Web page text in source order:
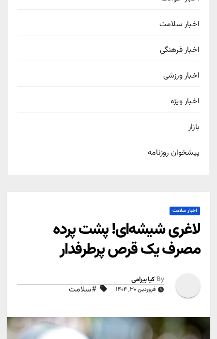
اخبار سلامت
اخبار فرهنگی
اخبار ورزشی
اخبار ویژه
بازار
پیشخوان روزنامه
اخبار سلامت
لاغری شیشه‌ای! پشت پرده
مصرف یک قرص پرطرفدار
By کیا بیرامی
فروردین ۳۰, ۱۴۰۴ #سلامت